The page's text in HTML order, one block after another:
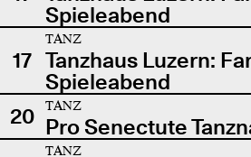
Spieleabend
17
TANZ
Tanzhaus Luzern:
Spieleabend
20
TANZ
Pro Senectute
TANZ